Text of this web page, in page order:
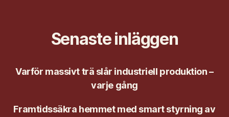
Senaste inläggen
Varför massivt trä slår industriell produktion –
varje gång
Framtidssäkra hemmet med smart styrning av